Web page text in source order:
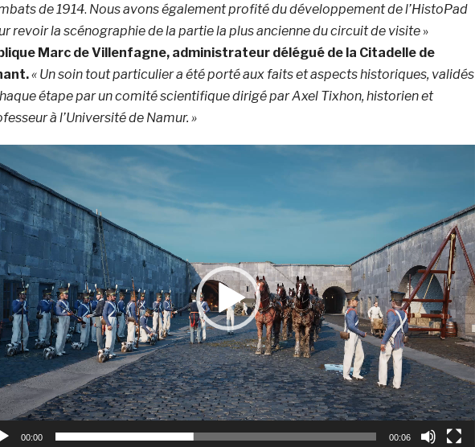
de 1914. Nous avons également profité du développement de l’HistoPad
revoir la scénographie de la partie la plus ancienne du circuit de visite »
Marc de Villenfagne, administrateur délégué de la Citadelle de
« Un soin tout particulier a été porté aux faits et aspects historiques, validés
étape par un comité scientifique dirigé par Axel Tixhon, historien et
à l’Université de Namur. »
00:00 00:06